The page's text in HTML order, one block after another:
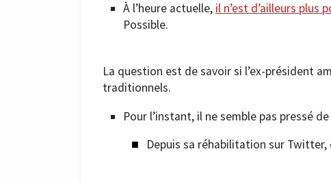
À l’heure actuelle, il n’est d’ailleurs plus
Possible.
La question est de savoir si l’ex-président
traditionnels.
Pour l’instant, il ne semble pas pressé
Depuis sa réhabilitation sur Twitter,